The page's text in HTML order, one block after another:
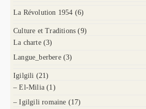
La Révolution 1954 (6)
Culture et Traditions (9)
La charte (3)
Langue_berbere (3)
Igilgili (21)
– El-Milia (1)
– Igilgili romaine (17)